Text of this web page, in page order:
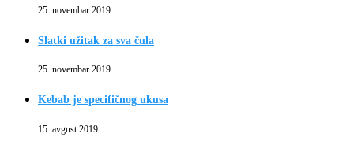
25. novembar 2019.
Slatki užitak za sva čula
25. novembar 2019.
Kebab je specifičnog ukusa
15. avgust 2019.